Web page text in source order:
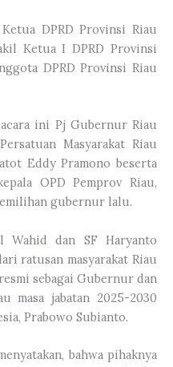
DPRD Provinsi Riau
Ketua I DPRD Provinsi
DPRD Provinsi Riau
ini Pj Gubernur Riau
Masyarakat Riau
Eddy Pramono beserta
OPD Pemprov Riau,
gubernur lalu.
Wahid dan SF Haryanto
ratusan masyarakat Riau
sebagai Gubernur dan
masa jabatan 2025-2030
Prabowo Subianto.
bahwa pihaknya